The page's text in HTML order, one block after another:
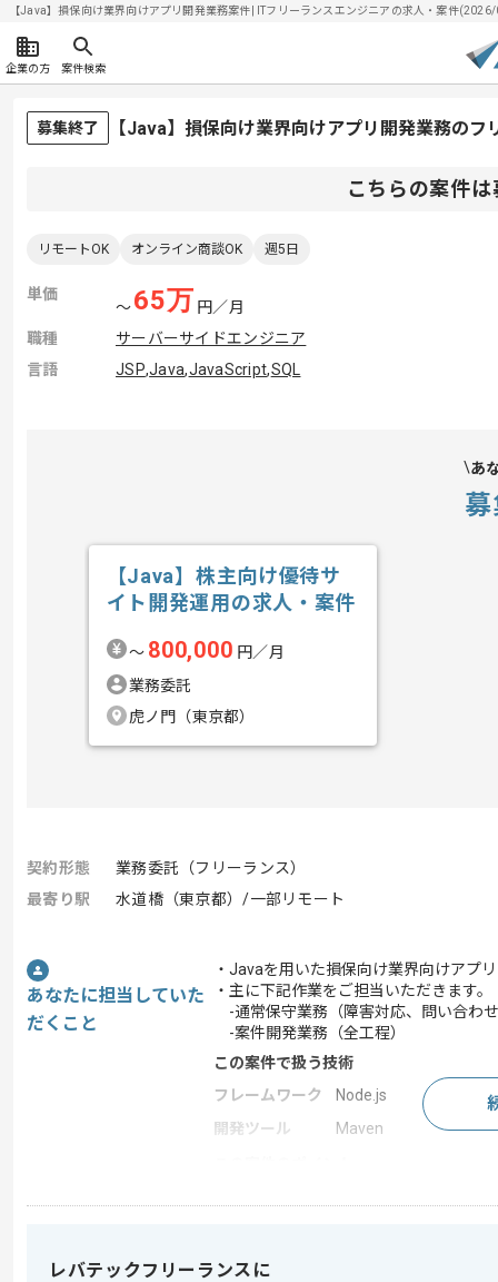
【Java】損保向け業界向けアプリ開発業務案件| ITフリーランスエンジニアの求人・案件
企業の方 案件検索
募集終了 【Java】損保向け業界向けアプリ開発業務のフ
こちらの案件
リモートOK オンライン商談OK 週5日
単価
〜65万 円／月
職種
サーバーサイドエンジニア
言語
JSP,Java,JavaScript,SQL
あ
【Java】株主向け優待サ
イト開発運用の求人・案件
〜 800,000 円／月
業務委託
虎ノ門（東京都）
契約形態
業務委託（フリーランス）
最寄り駅
水道橋（東京都）/一部リモート
あなたに担当していた
だくこと
・Javaを用いた損保向け業界向けアプ
・主に下記作業をご担当いただきます。
-通常保守業務（障害対応、問い合わ
-案件開発業務（全工程）
この案件で扱う技術
フレームワーク
Node.js
開発ツール
Maven
特徴
レバテックフリーランスに